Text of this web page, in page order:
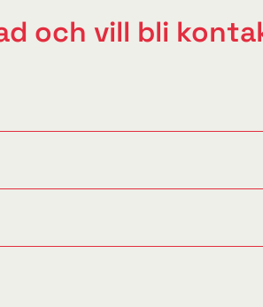
och vill bli